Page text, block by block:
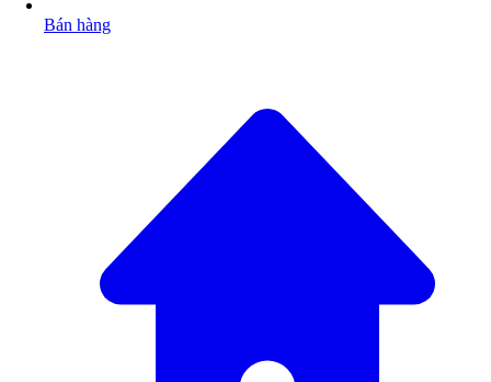
Bán hàng